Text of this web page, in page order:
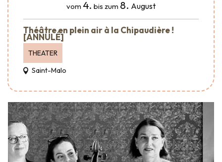
vom 4. bis zum 8. August
Théâtre en plein air à la Chipaudière !
[ANNULÉ]
THEATER
Saint-Malo